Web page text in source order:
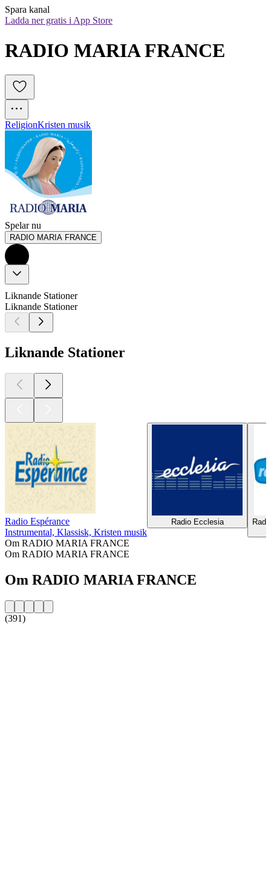
Spara kanal
Ladda ner gratis i App Store
RADIO MARIA FRANCE
ReligionKristen musik
Spelar nu
RADIO MARIA FRANCE
Liknande Stationer
Liknande Stationer
Liknande Stationer
Radio Espérance
Instrumental, Klassisk, Kristen musik
Radio Ecclesia
Om RADIO MARIA FRANCE
Om RADIO MARIA FRANCE
Om RADIO MARIA FRANCE
(391)